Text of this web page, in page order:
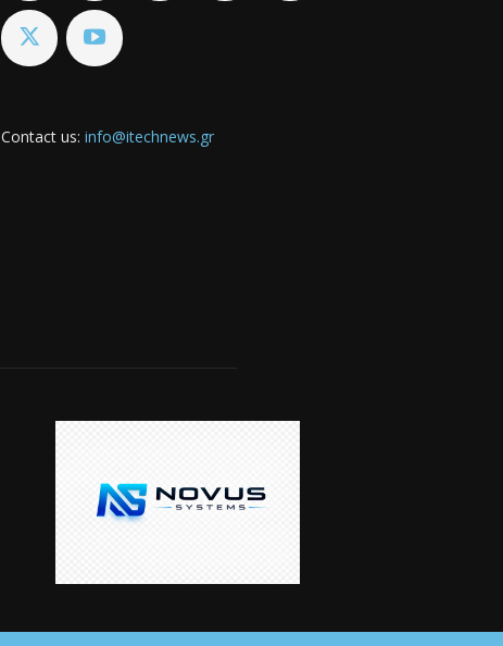
Contact us: info@itechnews.gr